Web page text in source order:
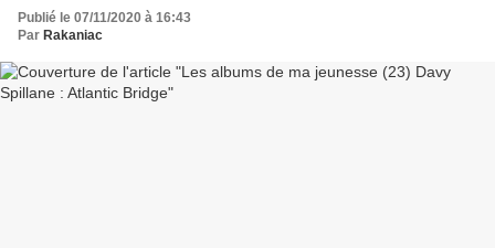
Publié le 07/11/2020 à 16:43
Par Rakaniac